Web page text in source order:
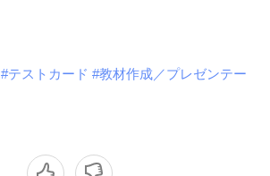
#テストカード #教材作成／プレゼンテー